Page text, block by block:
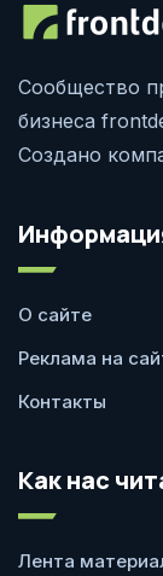
Сообщество
бизнеса
Создано
О сайте
Реклама на
Контакты
Как нас
Лента